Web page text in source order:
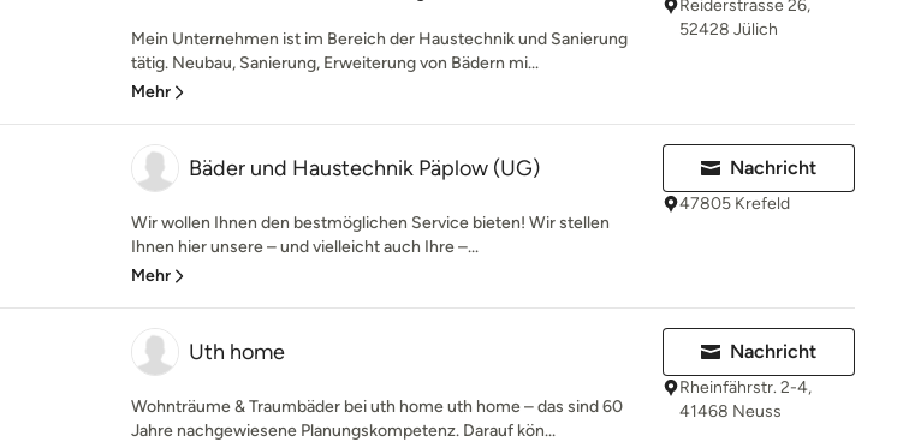
Mein Unternehmen ist im Bereich der Haustechnik und Sanierung
tätig. Neubau, Sanierung, Erweiterung von Bädern mi...
Mehr
Reiderstrasse 26,
52428 Jülich
Bäder und Haustechnik Päplow (UG)
Wir wollen Ihnen den bestmöglichen Service bieten! Wir stellen
Ihnen hier unsere – und vielleicht auch Ihre –...
Mehr
Nachricht
47805 Krefeld
Uth home
Wohnträume & Traumbäder bei uth home uth home – das sind 60
Jahre nachgewiesene Planungskompetenz. Darauf kön...
Nachricht
Rheinfährstr. 2-4,
41468 Neuss